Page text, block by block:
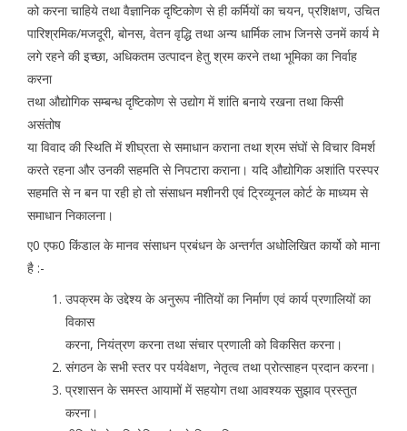
को करना चाहिये तथा वैज्ञानिक दृष्टिकोण से ही कर्मियों का चयन, प्रशिक्षण, उचित
पारिश्रमिक/मजदूरी, बोनस, वेतन वृद्धि तथा अन्य धार्मिक लाभ जिनसे उनमें कार्य मे
लगे रहने की इच्छा, अधिकतम उत्पादन हेतु श्रम करने तथा भूमिका का निर्वाह
करना
तथा औद्योगिक सम्बन्ध दृष्टिकोण से उद्योग में शांति बनाये रखना तथा किसी
असंतोष
या विवाद की स्थिति में शीघ्रता से समाधान कराना तथा श्रम संघों से विचार विमर्श
करते रहना और उनकी सहमति से निपटारा कराना। यदि औद्योगिक अशांति परस्पर
सहमति से न बन पा रही हो तो संसाधन मशीनरी एवं ट्रिव्यूनल कोर्ट के माध्यम से
समाधान निकालना।
ए0 एफ0 किंडाल के मानव संसाधन प्रबंधन के अन्तर्गत अधोलिखित कार्यो को माना
है :-
उपक्रम के उद्देश्य के अनुरूप नीतियों का निर्माण एवं कार्य प्रणालियों का
विकास
करना, नियंत्रण करना तथा संचार प्रणाली को विकसित करना।
संगठन के सभी स्तर पर पर्यवेक्षण, नेतृत्व तथा प्रोत्साहन प्रदान करना।
प्रशासन के समस्त आयामों में सहयोग तथा आवश्यक सुझाव प्रस्तुत
करना।